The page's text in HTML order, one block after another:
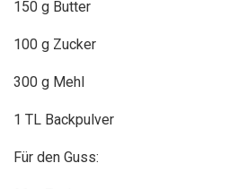
150 g Butter
100 g Zucker
300 g Mehl
1 TL Backpulver
Für den Guss: